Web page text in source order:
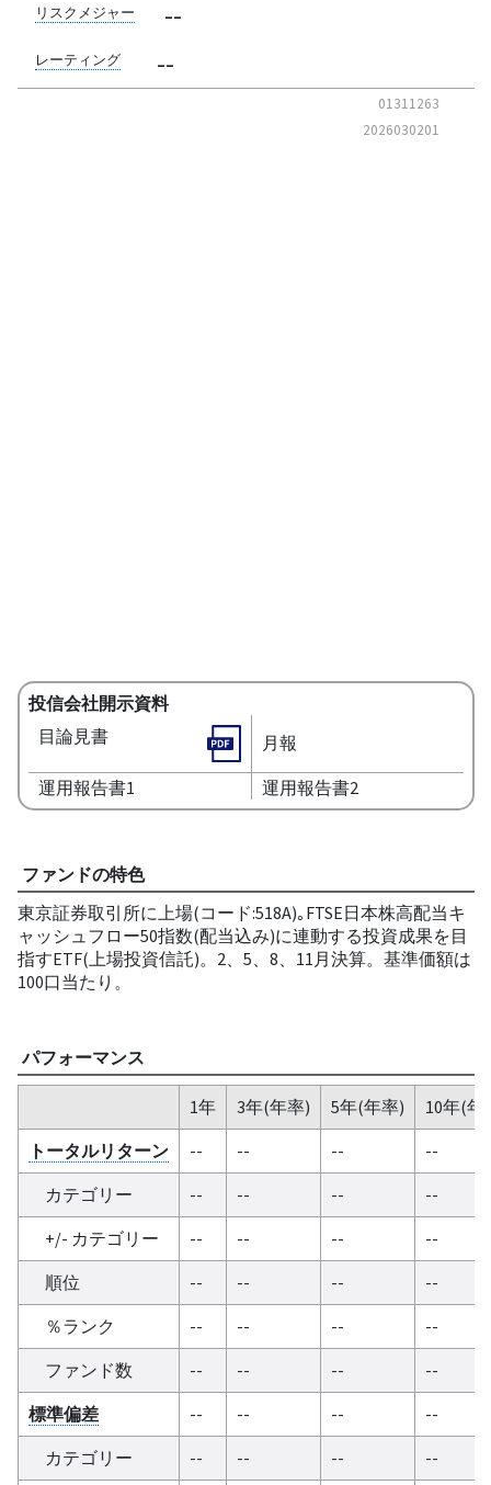
リスクメジャー --
レーティング --
01311263
2026030201
投信会社開示資料
目論見書
月報
運用報告書1 運用報告書2
ファンドの特色
東京証券取引所に上場(コード:518A)｡FTSE日本株高配当キ
ャッシュフロー50指数(配当込み)に連動する投資成果を目
指すETF(上場投資信託)。2、5、8、11月決算。基準価額は
100口当たり。
パフォーマンス
1年 3年(年率) 5年(年率)
10年(年
トータルリターン
-- -- --
--
カテゴリー
-- -- --
--
+/- カテゴリー
-- -- --
--
順位
-- -- --
--
％ランク
-- -- --
--
ファンド数
-- -- --
--
標準偏差
-- -- --
--
カテゴリー
-- -- -- --